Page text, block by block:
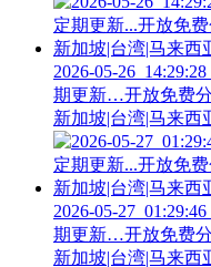
2026-05-
期更新…开放免费
新加坡|台湾|马来西
2026-05-
期更新…开放免费
新加坡|台湾|马来西